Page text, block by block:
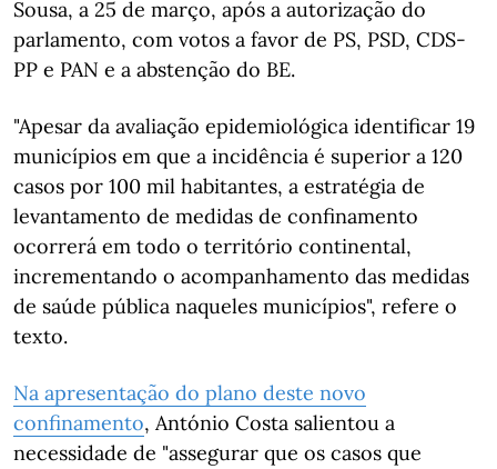
Sousa, a 25 de março, após a autorização do
parlamento, com votos a favor de PS, PSD, CDS-
PP e PAN e a abstenção do BE.
"Apesar da avaliação epidemiológica identificar 19
municípios em que a incidência é superior a 120
casos por 100 mil habitantes, a estratégia de
levantamento de medidas de confinamento
ocorrerá em todo o território continental,
incrementando o acompanhamento das medidas
de saúde pública naqueles municípios", refere o
texto.
Na apresentação do plano deste novo
confinamento, António Costa salientou a
necessidade de "assegurar que os casos que